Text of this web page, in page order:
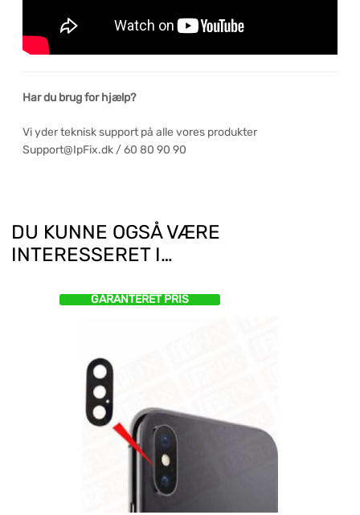
Har du brug for hjælp?
Vi yder teknisk support på alle vores produkter
Support@IpFix.dk / 60 80 90 90
DU KUNNE OGSÅ VÆRE
INTERESSERET I…
GARANTERET PRIS